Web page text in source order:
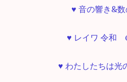
♥ 音の響き&
♥ レイワ 令和
♥ わたしたちは光